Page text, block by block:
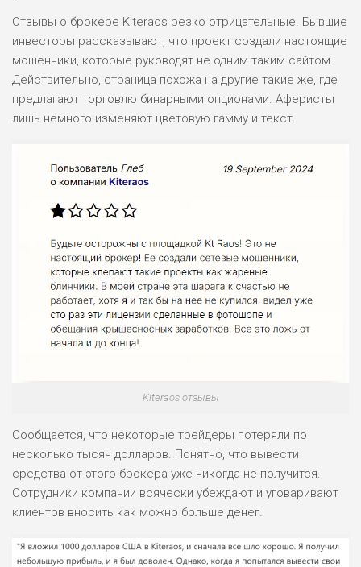
Отзывы о брокере Kiteraos резко отрицательные. Бывшие
инвесторы рассказывают, что проект создали настоящие
мошенники, которые руководят не одним таким сайтом.
Действительно, страница похожа на другие такие же, где
предлагают торговлю бинарными опционами. Аферисты
лишь немного изменяют цветовую гамму и текст.
Kiteraos отзывы
Сообщается, что некоторые трейдеры потеряли по
несколько тысяч долларов. Понятно, что вывести
средства от этого брокера уже никогда не получится.
Сотрудники компании всячески убеждают и уговаривают
клиентов вносить как можно больше денег.